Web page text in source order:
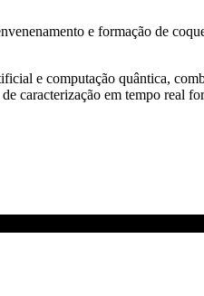
e formação de
e computação quântica,
caracterização em tempo real